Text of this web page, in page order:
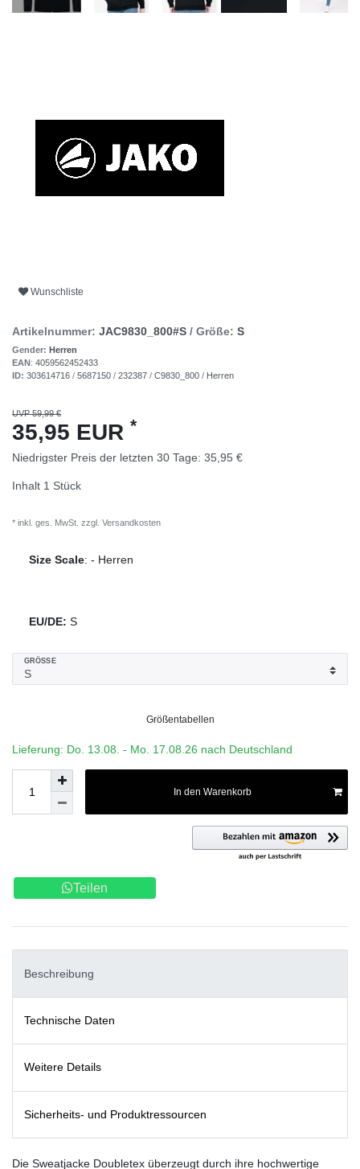
Wunschliste
Artikelnummer: JAC9830_800#S / Größe: S
Gender: Herren
EAN: 4059562452433
ID: 303614716 / 5687150 / 232387 / C9830_800 / Herren
UVP 59,99 €
35,95 EUR *
Niedrigster Preis der letzten 30 Tage: 35,95 €
Inhalt 1 Stück
* inkl. ges. MwSt. zzgl. Versandkosten
Size Scale: - Herren
EU/DE: S
GRÖSSE
Größentabellen
Lieferung: Do. 13.08. - Mo. 17.08.26 nach Deutschland
In den Warenkorb
Teilen
Beschreibung
Technische Daten
Weitere Details
Sicherheits- und Produktressourcen
Die Sweatjacke Doubletex überzeugt durch ihre hochwertige